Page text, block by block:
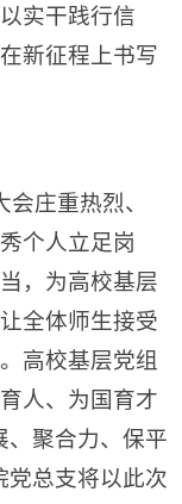
实干践行信
新征程上书写
庄重热烈、
个人立足岗
，为高校基层
全体师生接受
高校基层党组
人、为国育才
、聚合力、保平
党总支将以此次